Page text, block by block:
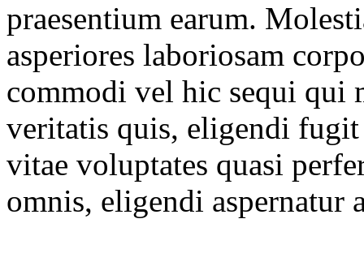
praesentium earum.
asperiores laboriosam
commodi vel hic sequi qui
veritatis quis, eligendi fugit
vitae voluptates quasi
omnis, eligendi aspernatur